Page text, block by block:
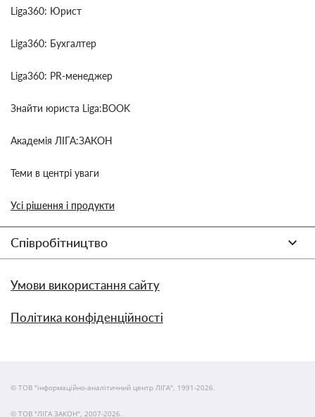
Liga360: Юрист
Liga360: Бухгалтер
Liga360: PR-менеджер
Знайти юриста Liga:BOOK
Академія ЛІГА:ЗАКОН
Теми в центрі уваги
Усі рішення і продукти
Співробітництво
Умови використання сайту
Політика конфіденційності
© ТОВ "інформаційно-аналітичний центр ЛІГА", 1991-2026.
© ТОВ "ЛІГА ЗАКОН", 2007-2026.